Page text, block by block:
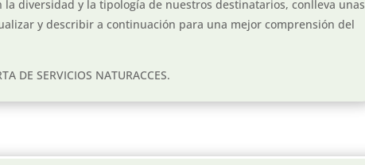
diversidad y la tipología de nuestros destinatarios, conlleva unas
y describir a continuación para una mejor comprensión del
DE SERVICIOS NATURACCES.